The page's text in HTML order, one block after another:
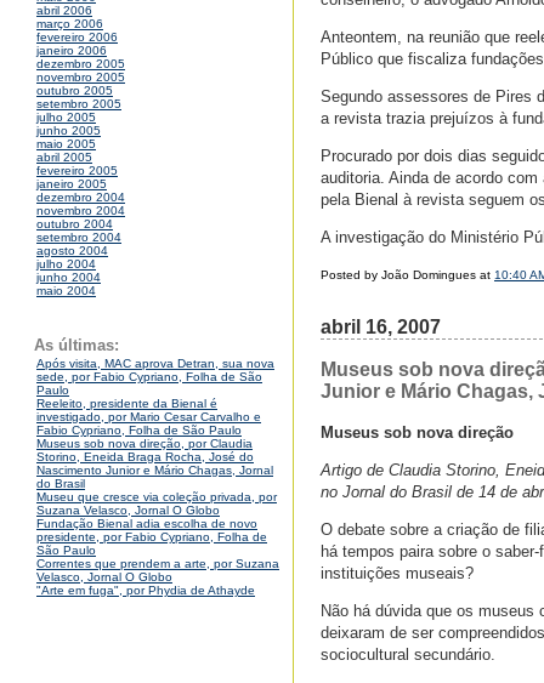
abril 2006
março 2006
fevereiro 2006
janeiro 2006
dezembro 2005
novembro 2005
outubro 2005
setembro 2005
julho 2005
junho 2005
maio 2005
abril 2005
fevereiro 2005
janeiro 2005
dezembro 2004
novembro 2004
outubro 2004
setembro 2004
agosto 2004
julho 2004
junho 2004
maio 2004
As últimas:
Após visita, MAC aprova Detran, sua nova
sede, por Fabio Cypriano, Folha de São
Paulo
Reeleito, presidente da Bienal é
investigado, por Mario Cesar Carvalho e
Fabio Cypriano, Folha de São Paulo
Museus sob nova direção, por Claudia
Storino, Eneida Braga Rocha, José do
Nascimento Junior e Mário Chagas, Jornal
do Brasil
Museu que cresce via coleção privada, por
Suzana Velasco, Jornal O Globo
Fundação Bienal adia escolha de novo
presidente, por Fabio Cypriano, Folha de
São Paulo
Correntes que prendem a arte, por Suzana
Velasco, Jornal O Globo
"Arte em fuga", por Phydia de Athayde
Anteontem, na reunião que
Público que fiscaliza
Segundo assessores de Pires
a revista trazia prejuízos à
Procurado por dois dias
auditoria. Ainda de acordo
pela Bienal à revista seguem
A investigação do Ministério
Posted by João Domingues at 10:40
abril 16, 2007
Museus sob nova
Junior e Mário Chagas,
Museus sob nova direção
Artigo de Claudia Storino,
no Jornal do Brasil de 14 de
O debate sobre a criação de
há tempos paira sobre o
instituições museais?
Não há dúvida que os museus
deixaram de ser
sociocultural secundário.